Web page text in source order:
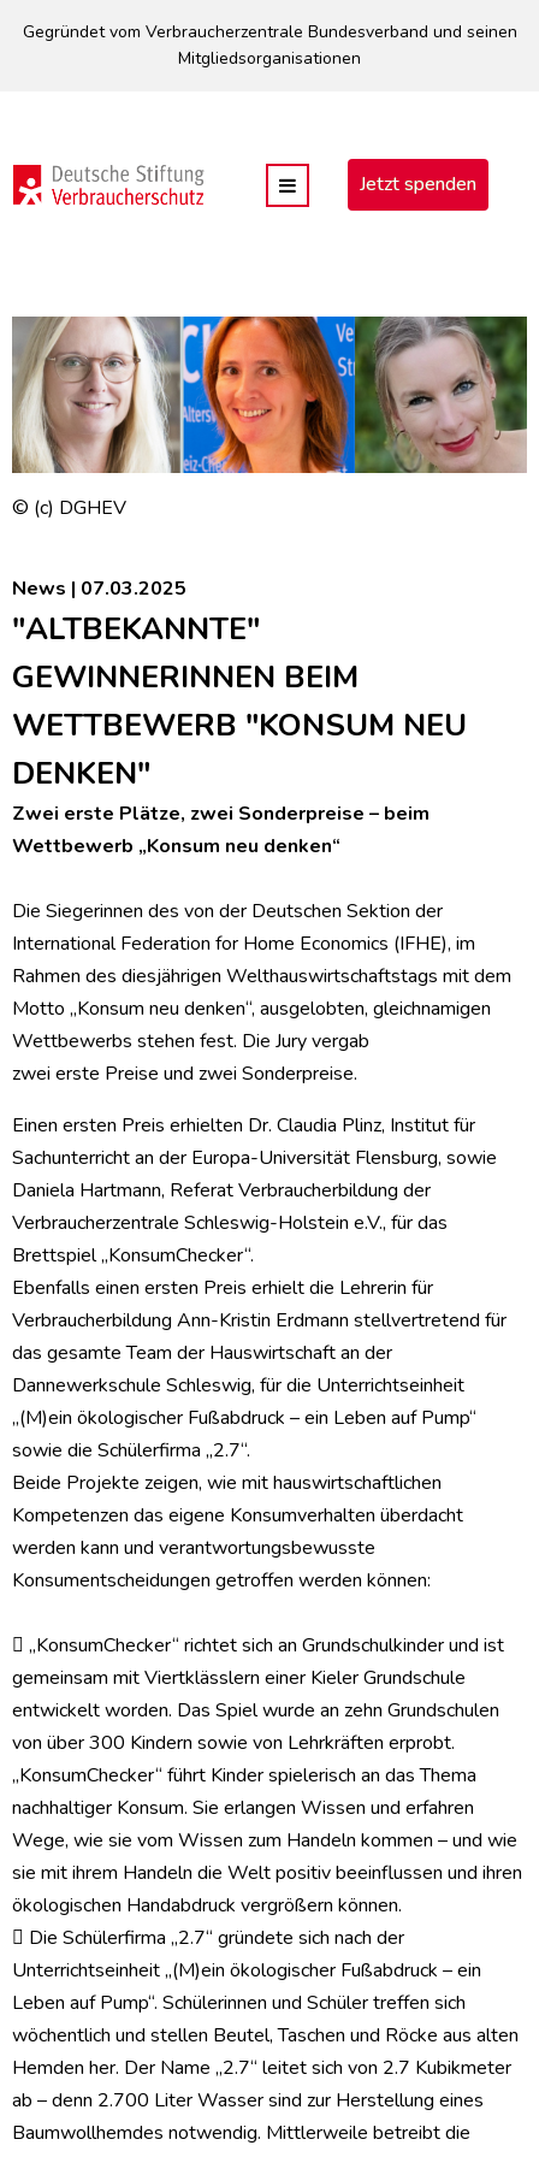
Gegründet vom Verbraucherzentrale Bundesverband und seinen
Mitgliedsorganisationen
Jetzt spenden
© (c) DGHEV
News | 07.03.2025
"ALTBEKANNTE"
GEWINNERINNEN BEIM
WETTBEWERB "KONSUM NEU
DENKEN"
Zwei erste Plätze, zwei Sonderpreise – beim
Wettbewerb „Konsum neu denken“
Die Siegerinnen des von der Deutschen Sektion der
International Federation for Home Economics (IFHE), im
Rahmen des diesjährigen Welthauswirtschaftstags mit dem
Motto „Konsum neu denken“, ausgelobten, gleichnamigen
Wettbewerbs stehen fest. Die Jury vergab
zwei erste Preise und zwei Sonderpreise.
Einen ersten Preis erhielten Dr. Claudia Plinz, Institut für
Sachunterricht an der Europa-Universität Flensburg, sowie
Daniela Hartmann, Referat Verbraucherbildung der
Verbraucherzentrale Schleswig-Holstein e.V., für das
Brettspiel „KonsumChecker“.
Ebenfalls einen ersten Preis erhielt die Lehrerin für
Verbraucherbildung Ann-Kristin Erdmann stellvertretend für
das gesamte Team der Hauswirtschaft an der
Dannewerkschule Schleswig, für die Unterrichtseinheit
„(M)ein ökologischer Fußabdruck – ein Leben auf Pump“
sowie die Schülerfirma „2.7“.
Beide Projekte zeigen, wie mit hauswirtschaftlichen
Kompetenzen das eigene Konsumverhalten überdacht
werden kann und verantwortungsbewusste
Konsumentscheidungen getroffen werden können:
 „KonsumChecker“ richtet sich an Grundschulkinder und ist
gemeinsam mit Viertklässlern einer Kieler Grundschule
entwickelt worden. Das Spiel wurde an zehn Grundschulen
von über 300 Kindern sowie von Lehrkräften erprobt.
„KonsumChecker“ führt Kinder spielerisch an das Thema
nachhaltiger Konsum. Sie erlangen Wissen und erfahren
Wege, wie sie vom Wissen zum Handeln kommen – und wie
sie mit ihrem Handeln die Welt positiv beeinflussen und ihren
ökologischen Handabdruck vergrößern können.
 Die Schülerfirma „2.7“ gründete sich nach der
Unterrichtseinheit „(M)ein ökologischer Fußabdruck – ein
Leben auf Pump“. Schülerinnen und Schüler treffen sich
wöchentlich und stellen Beutel, Taschen und Röcke aus alten
Hemden her. Der Name „2.7“ leitet sich von 2.7 Kubikmeter
ab – denn 2.700 Liter Wasser sind zur Herstellung eines
Baumwollhemdes notwendig. Mittlerweile betreibt die